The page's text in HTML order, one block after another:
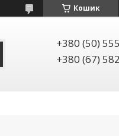
Кошик
+380 (50)
+380 (67)